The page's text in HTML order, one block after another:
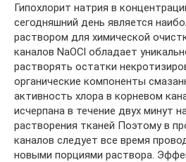
Гипохлорит натрия в
сегодняшний день является
раствором для химической
каналов NaOCl обладает
растворять остатки
органические компоненты
активность хлора в корневом
исчерпана в течение двух минут
растворения тканей Поэтому в
каналов следует все время
новыми порциями раствора.